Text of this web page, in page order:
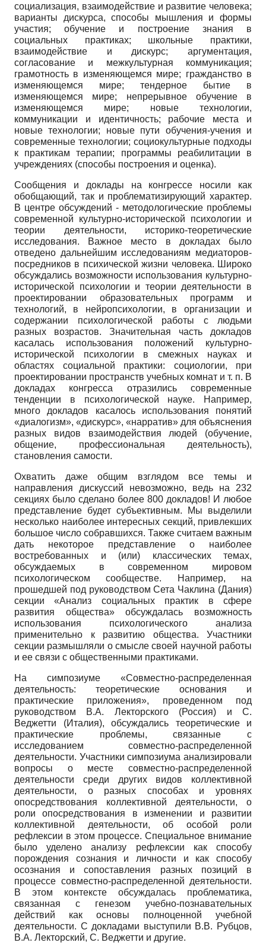
социализация, взаимодействие и развитие человека;
варианты дискурса, способы мышления и формы
участия; обучение и построение знания в
социальных практиках; школьные практики,
взаимодействие и дискурс; аргументация,
согласование и межкультурная коммуникация;
грамотность в изменяющемся мире; гражданство в
изменяющемся мире; тендерное бытие в
изменяющемся мире; непрерывное обучение в
изменяющемся мире; новые технологии,
коммуникации и идентичность; рабочие места и
новые технологии; новые пути обучения-учения и
современные технологии; социокультурные подходы
к практикам терапии; программы реабилитации в
учреждениях (способы построения и оценка).
Сообщения и доклады на конгрессе носили как
обобщающий, так и проблематизирующий характер.
В центре обсуждений - методологические проблемы
современной культурно-исторической психологии и
теории деятельности, историко-теоретические
исследования. Важное место в докладах было
отведено дальнейшим исследованиям медиаторов-
посредников в психической жизни человека. Широко
обсуждались возможности использования культурно-
исторической психологии и теории деятельности в
проектировании образовательных программ и
технологий, в нейропсихологии, в организации и
содержании психологической работы с людьми
разных возрастов. Значительная часть докладов
касалась использования положений культурно-
исторической психологии в смежных науках и
областях социальной практики: социологии, при
проектировании пространств учебных комнат и т. п. В
докладах конгресса отразились современные
тенденции в психологической науке. Например,
много докладов касалось использования понятий
«диалогизм», «дискурс», «нарратив» для объяснения
разных видов взаимодействия людей (обучение,
общение, профессиональная деятельность),
становления самости.
Охватить даже общим взглядом все темы и
направления дискуссий невозможно, ведь на 232
секциях было сделано более 800 докладов! И любое
представление будет субъективным. Мы выделили
несколько наиболее интересных секций, привлекших
большое число собравшихся. Также считаем важным
дать некоторое представление о наиболее
востребованных и (или) классических темах,
обсуждаемых в современном мировом
психологическом сообществе. Например, на
прошедшей под руководством Сета Чаклина (Дания)
секции «Анализ социальных практик в сфере
развития общества» обсуждалась возможность
использования психологического анализа
применительно к развитию общества. Участники
секции размышляли о смысле своей научной работы
и ее связи с общественными практиками.
На симпозиуме «Совместно-распределенная
деятельность: теоретические основания и
практические приложения», проведенном под
руководством В.А. Лекторского (Россия) и С.
Веджетти (Италия), обсуждались теоретические и
практические проблемы, связанные с
исследованием совместно-распределенной
деятельности. Участники симпозиума анализировали
вопросы о месте совместно-распределенной
деятельности среди других видов коллективной
деятельности, о разных способах и уровнях
опосредствования коллективной деятельности, о
роли опосредствования в изменении и развитии
коллективной деятельности, об особой роли
рефлексии в этом процессе. Специальное внимание
было уделено анализу рефлексии как способу
порождения сознания и личности и как способу
осознания и сопоставления разных позиций в
процессе совместно-распределенной деятельности.
В этом контексте обсуждалась проблематика,
связанная с генезом учебно-познавательных
действий как основы полноценной учебной
деятельности. С докладами выступили В.В. Рубцов,
В.А. Лекторский, С. Веджетти и другие.